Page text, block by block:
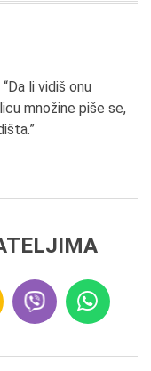
li vidiš onu
množine piše se,